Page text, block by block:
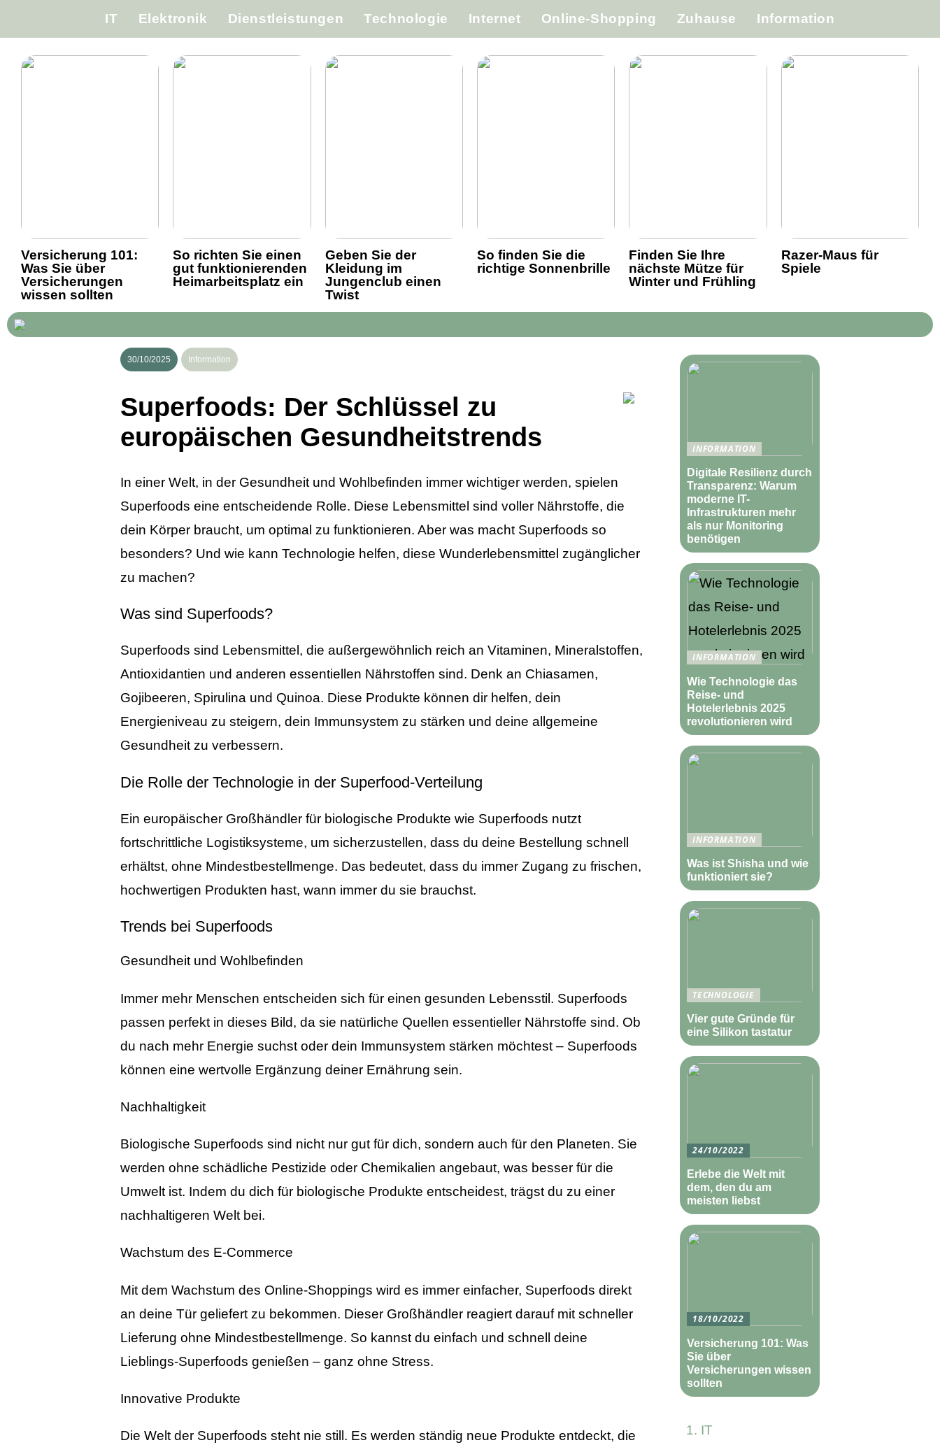
IT Elektronik Dienstleistungen Technologie Internet Online-Shopping Zuhause Information
Versicherung 101:
Was Sie über
Versicherungen
wissen sollten
So richten Sie einen
gut funktionierenden
Heimarbeitsplatz ein
Geben Sie der
Kleidung im
Jungenclub einen
Twist
So finden Sie die
richtige Sonnenbrille
Finden Sie Ihre
nächste Mütze für
Winter und Frühling
Razer-Maus für
Spiele
30/10/2025 Information
Superfoods: Der Schlüssel zu
europäischen Gesundheitstrends
In einer Welt, in der Gesundheit und Wohlbefinden immer wichtiger werden, spielen
Superfoods eine entscheidende Rolle. Diese Lebensmittel sind voller Nährstoffe, die
dein Körper braucht, um optimal zu funktionieren. Aber was macht Superfoods so
besonders? Und wie kann Technologie helfen, diese Wunderlebensmittel zugänglicher
zu machen?
Was sind Superfoods?
Superfoods sind Lebensmittel, die außergewöhnlich reich an Vitaminen, Mineralstoffen,
Antioxidantien und anderen essentiellen Nährstoffen sind. Denk an Chiasamen,
Gojibeeren, Spirulina und Quinoa. Diese Produkte können dir helfen, dein
Energieniveau zu steigern, dein Immunsystem zu stärken und deine allgemeine
Gesundheit zu verbessern.
Die Rolle der Technologie in der Superfood-Verteilung
Ein europäischer Großhändler für biologische Produkte wie Superfoods nutzt
fortschrittliche Logistiksysteme, um sicherzustellen, dass du deine Bestellung schnell
erhältst, ohne Mindestbestellmenge. Das bedeutet, dass du immer Zugang zu frischen,
hochwertigen Produkten hast, wann immer du sie brauchst.
Trends bei Superfoods
Gesundheit und Wohlbefinden
Immer mehr Menschen entscheiden sich für einen gesunden Lebensstil. Superfoods
passen perfekt in dieses Bild, da sie natürliche Quellen essentieller Nährstoffe sind. Ob
du nach mehr Energie suchst oder dein Immunsystem stärken möchtest – Superfoods
können eine wertvolle Ergänzung deiner Ernährung sein.
Nachhaltigkeit
Biologische Superfoods sind nicht nur gut für dich, sondern auch für den Planeten. Sie
werden ohne schädliche Pestizide oder Chemikalien angebaut, was besser für die
Umwelt ist. Indem du dich für biologische Produkte entscheidest, trägst du zu einer
nachhaltigeren Welt bei.
Wachstum des E-Commerce
Mit dem Wachstum des Online-Shoppings wird es immer einfacher, Superfoods direkt
an deine Tür geliefert zu bekommen. Dieser Großhändler reagiert darauf mit schneller
Lieferung ohne Mindestbestellmenge. So kannst du einfach und schnell deine
Lieblings-Superfoods genießen – ganz ohne Stress.
Innovative Produkte
Die Welt der Superfoods steht nie still. Es werden ständig neue Produkte entdeckt, die
INFORMATION
Digitale Resilienz durch
Transparenz: Warum
moderne IT-
Infrastrukturen mehr
als nur Monitoring
benötigen
INFORMATION
Wie Technologie das
Reise- und
Hotelerlebnis 2025
revolutionieren wird
INFORMATION
Was ist Shisha und wie
funktioniert sie?
TECHNOLOGIE
Vier gute Gründe für
eine Silikon tastatur
24/10/2022
Erlebe die Welt mit
dem, den du am
meisten liebst
18/10/2022
Versicherung 101: Was
Sie über
Versicherungen wissen
sollten
IT